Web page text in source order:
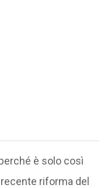
è solo così
riforma del